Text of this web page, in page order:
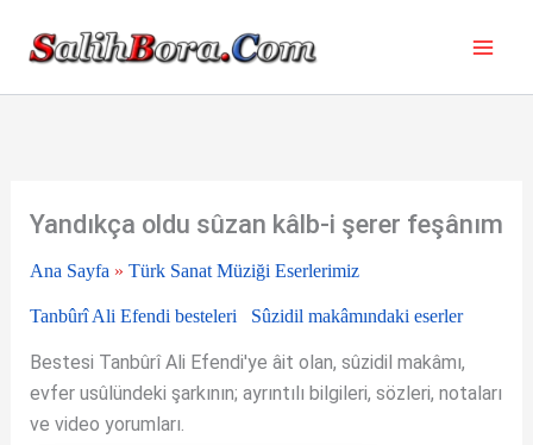
Yandıkça oldu sûzan kâlb-i şerer feşânım
Ana Sayfa » Türk Sanat Müziği Eserlerimiz
Tanbûrî Ali Efendi besteleri Sûzidil makâmındaki eserler
Bestesi Tanbûrî Ali Efendi'ye âit olan, sûzidil makâmı,
evfer usûlündeki şarkının; ayrıntılı bilgileri, sözleri, notaları
ve video yorumları.